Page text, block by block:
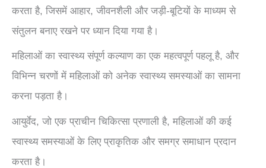
करता है, जिसमें आहार, जीवनशैली और जड़ी-बूटियों के माध्यम से
संतुलन बनाए रखने पर ध्यान दिया गया है।
महिलाओं का स्वास्थ्य संपूर्ण कल्याण का एक महत्वपूर्ण पहलू है, और
विभिन्न चरणों में महिलाओं को अनेक स्वास्थ्य समस्याओं का सामना
करना पड़ता है।
आयुर्वेद, जो एक प्राचीन चिकित्सा प्रणाली है, महिलाओं की कई
स्वास्थ्य समस्याओं के लिए प्राकृतिक और समग्र समाधान प्रदान
करता है।